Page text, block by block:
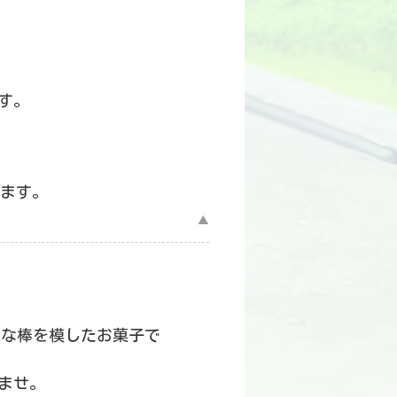
。
す。
▲
棒を模したお菓子で
せ。